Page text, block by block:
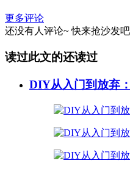
更多评论
还没有人评论~ 快来抢沙发
读过此文的还读过
DIY从入门到放弃